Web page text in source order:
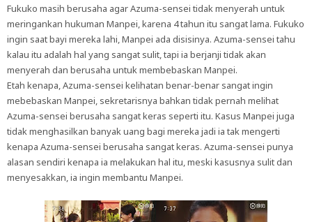
Fukuko masih berusaha agar Azuma-sensei tidak menyerah untuk
meringankan hukuman Manpei, karena 4 tahun itu sangat lama. Fukuko
ingin saat bayi mereka lahi, Manpei ada disisinya. Azuma-sensei tahu
kalau itu adalah hal yang sangat sulit, tapi ia berjanji tidak akan
menyerah dan berusaha untuk membebaskan Manpei.
Etah kenapa, Azuma-sensei kelihatan benar-benar sangat ingin
mebebaskan Manpei, sekretarisnya bahkan tidak pernah melihat
Azuma-sensei berusaha sangat keras seperti itu. Kasus Manpei juga
tidak menghasilkan banyak uang bagi mereka jadi ia tak mengerti
kenapa Azuma-sensei berusaha sangat keras. Azuma-sensei punya
alasan sendiri kenapa ia melakukan hal itu, meski kasusnya sulit dan
menyesakkan, ia ingin membantu Manpei.